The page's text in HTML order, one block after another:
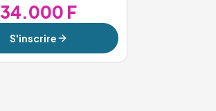
34.000 F
S'inscrire